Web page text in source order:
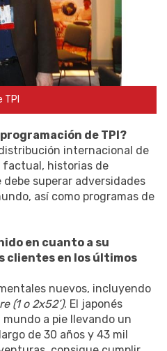
de TPI?
internacional de
historias de
superar adversidades
así como programas de
en cuanto a su
clientes en los últimos
nuevos, incluyendo
(1 o 2x52’). El japonés
mundo a pie llevando un
de 30 años y 43 mil